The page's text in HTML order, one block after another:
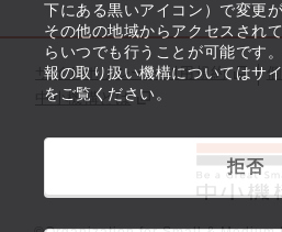
下にある黒いアイコン）で変更
その他の地域からアクセスされ
らいつでも行うことが可能です
報の取り扱い機構についてはサ
をご覧ください。
拒否
サイトポリシー・利用規約
中小機構とは